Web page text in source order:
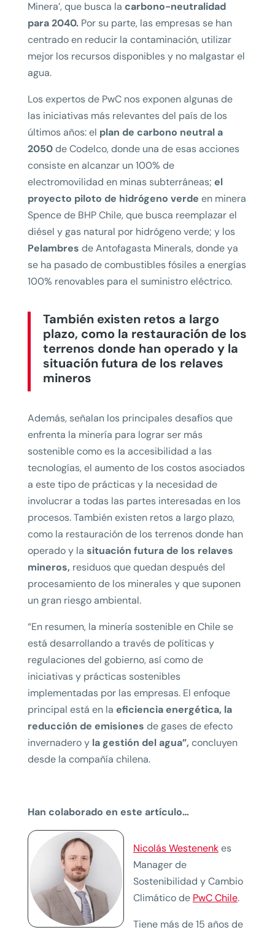
Minera’, que busca la carbono-neutralidad
para 2040.Por su parte, las empresas se han
centrado en reducir la contaminación, utilizar
mejor los recursos disponibles y no malgastar el
agua.
Los expertos de PwC nos exponen algunas de
las iniciativas más relevantes del país de los
últimos años: el plan de carbono neutral a
2050de Codelco, donde una de esas acciones
consiste en alcanzar un 100% de
electromovilidad en minas subterráneas; el
proyecto piloto de hidrógeno verde en minera
Spence de BHP Chile, que busca reemplazar el
diésel y gas natural por hidrógeno verde; y los
Pelambres de Antofagasta Minerals, donde ya
se ha pasado de combustibles fósiles a energías
100% renovables para el suministro eléctrico.
También existen retos a largo
plazo, como la restauración de los
terrenos donde han operado y la
situación futura de los relaves
mineros
Además, señalan los principales desafíos que
enfrenta la minería para lograr ser más
sostenible como es la accesibilidad a las
tecnologías, el aumento de los costos asociados
a este tipo de prácticas y la necesidad de
involucrar a todas las partes interesadas en los
procesos. También existen retos a largo plazo,
como la restauración de los terrenos donde han
operado y la situación futura de los relaves
mineros, residuos que quedan después del
procesamiento de los minerales y que suponen
un gran riesgo ambiental.
“En resumen, la minería sostenible en Chile se
está desarrollando a través de políticas y
regulaciones del gobierno, así como de
iniciativas y prácticas sostenibles
implementadas por las empresas. El enfoque
principal está en la eficiencia energética, la
reducción de emisiones de gases de efecto
invernadero y la gestión del agua”, concluyen
desde la compañía chilena.
Han colaborado en este artículo…
Nicolás Westenenkes
Manager de
Sostenibilidad y Cambio
Climático de PwC Chile.
Tiene más de 15 años de